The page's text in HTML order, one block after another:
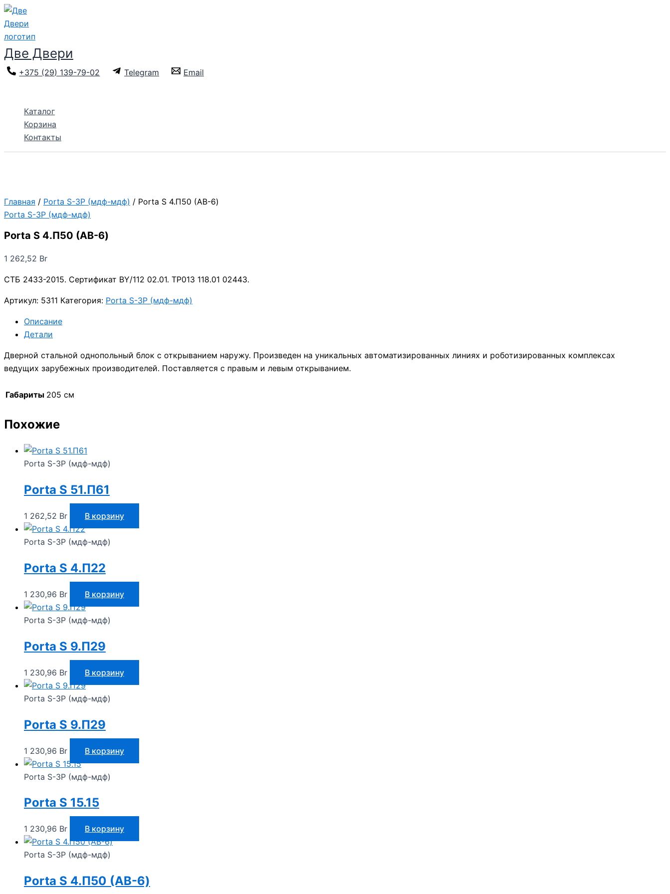
Перейти
к
содержимому
Две Двери
+375 (29) 139-79-02 Telegram Email
Каталог
Корзина
Контакты
Главная / Porta S-3P (мдф-мдф) / Porta S 4.П50 (AB-6)
Porta S-3P (мдф-мдф)
Porta S 4.П50 (AB-6)
1 262,52 Br
СТБ 2433-2015. Сертификат BY/112 02.01. TP013 118.01 02443.
Артикул: 5311 Категория: Porta S-3P (мдф-мдф)
Описание
Детали
Дверной стальной однопольный блок с открыванием наружу. Произведен на уникальных автоматизированных линиях и роботизированных комплексах
ведущих зарубежных производителей. Поставляется с правым и левым открыванием.
Габариты 205 см
Похожие
Porta S-3P (мдф-мдф)
Porta S 51.П61
1 262,52 Br В корзину
Porta S-3P (мдф-мдф)
Porta S 4.П22
1 230,96 Br В корзину
Porta S-3P (мдф-мдф)
Porta S 9.П29
1 230,96 Br В корзину
Porta S-3P (мдф-мдф)
Porta S 9.П29
1 230,96 Br В корзину
Porta S-3P (мдф-мдф)
Porta S 15.15
1 230,96 Br В корзину
Porta S-3P (мдф-мдф)
Porta S 4.П50 (AB-6)